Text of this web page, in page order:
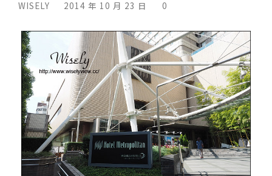
WISELY 2014 年 10 月 23 日 0